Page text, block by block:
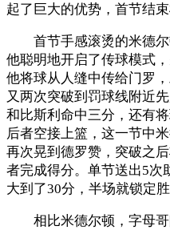
起了巨大的优势，首节结
首节手感滚烫的米德尔
他聪明地开启了传球模式
他将球从人缝中传给门罗
又两次突破到罚球线附近
和比斯利命中三分，还有
后者空接上篮，这一节中
再次晃到德罗赞，突破之
者完成得分。单节送出5次
大到了30分，半场就锁定胜
相比米德尔顿，字母哥